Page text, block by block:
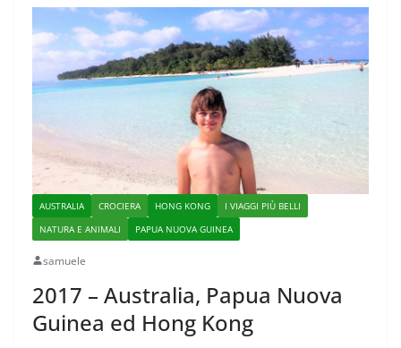
AUSTRALIA CROCIERA HONG KONG
I VIAGGI PIÙ BELLI
NATURA E ANIMALI
PAPUA NUOVA GUINEA
samuele
2017 – Australia, Papua Nuova
Guinea ed Hong Kong